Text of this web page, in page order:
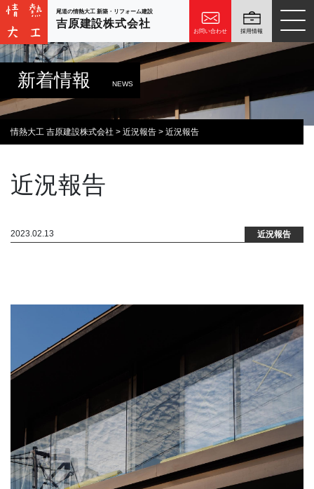
尾道の情熱大工 新築・リフォーム建設
吉原建設株式会社
お問い合わせ 採用情報
新着情報 NEWS
情熱大工 吉原建設株式会社 > 近況報告 > 近況報告
近況報告
2023.02.13 近況報告